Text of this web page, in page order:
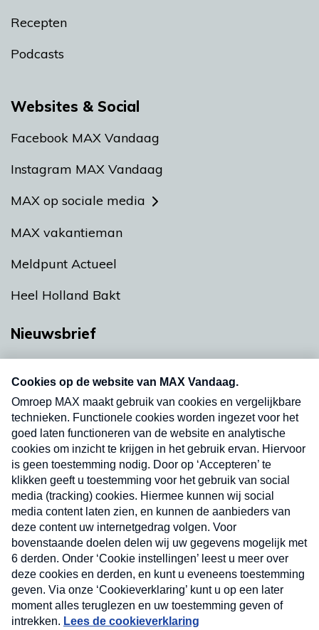
Recepten
Podcasts
Websites & Social
Facebook MAX Vandaag
Instagram MAX Vandaag
MAX op sociale media
MAX vakantieman
Meldpunt Actueel
Heel Holland Bakt
Nieuwsbrief
nieuwsbrief. Elke vrijdag- en dinsdagochtend in
uw mailbox.
Verzend
Nieuwsbrief
Neem hier een gratis abonnement op onze
nieuwsbrief. Elke vrijdag- en dinsdagochtend in uw